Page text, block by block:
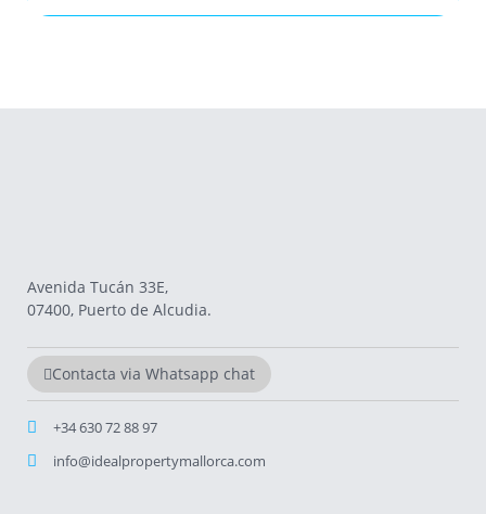
Avenida Tucán 33E,
07400, Puerto de Alcudia.
Contacta via Whatsapp chat
+34 630 72 88 97
info@idealpropertymallorca.com